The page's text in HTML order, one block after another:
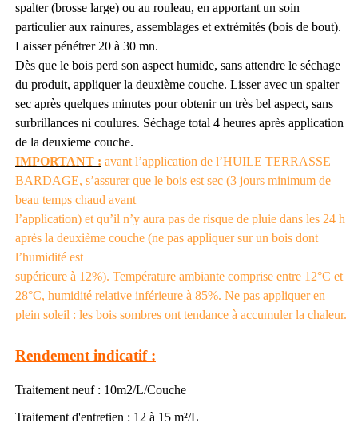
spalter (brosse large) ou au rouleau, en apportant un soin
particulier aux rainures, assemblages et extrémités (bois de bout).
Laisser pénétrer 20 à 30 mn.
Dès que le bois perd son aspect humide, sans attendre le séchage
du produit, appliquer la deuxième couche. Lisseravec un spalter
sec après quelques minutes pour obtenir un très bel aspect, sans
surbrillances ni coulures. Séchage total 4 heures après application
de la deuxieme couche.
IMPORTANT : avant l’application de l’HUILE TERRASSE
BARDAGE, s’assurer que le bois est sec (3 jours minimum de
beau temps chaud avant
l’application) et qu’il n’y aura pas de risque de pluie dans les 24 h
après la deuxième couche (ne pas appliquer sur un bois dont
l’humidité est
supérieure à 12%). Température ambiante comprise entre 12°C et
28°C, humidité relative inférieure à 85%. Ne pas appliquer en
plein soleil : les bois sombres ont tendance à accumuler la chaleur.
Rendement indicatif :
Traitement neuf : 10m2/L/Couche
Traitement d'entretien : 12 à 15 m²/L